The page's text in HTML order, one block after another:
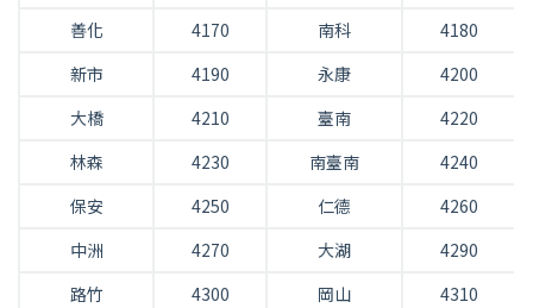
善化
4170 南科
4180
新市
4190 永康
4200
大橋
4210 臺南
4220
林森
4230 南臺南
4240
保安
4250 仁德
4260
中洲
4270 大湖
4290
路竹
4300 岡山
4310